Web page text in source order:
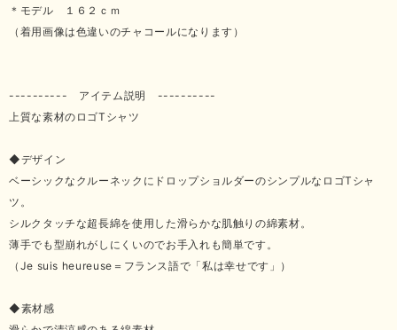
＊モデル １６２ｃｍ
（着用画像は色違いのチャコールになります）
---------- アイテム説明 ----------
上質な素材のロゴTシャツ
◆デザイン
ベーシックなクルーネックにドロップショルダーのシンプルなロゴTシャ
ツ。
シルクタッチな超長綿を使用した滑らかな肌触りの綿素材。
薄手でも型崩れがしにくいのでお手入れも簡単です。
（Je suis heureuse＝フランス語で「私は幸せです」）
◆素材感